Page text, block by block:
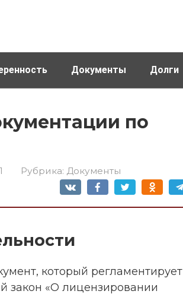
Документы Долги
по
Рубрика: Документы
который регламентирует
закон «О лицензировании